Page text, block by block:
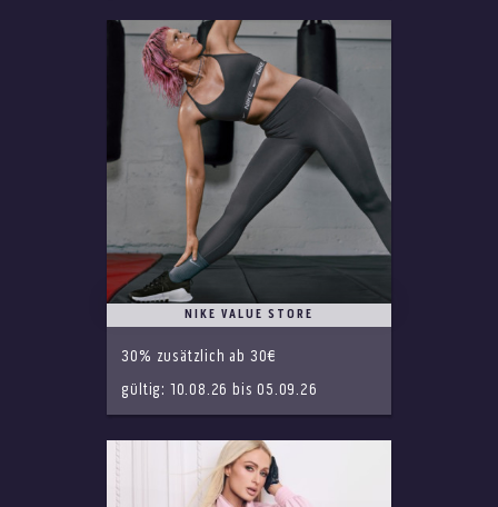
NIKE VALUE STORE
30% zusätzlich ab 30€
gültig: 10.08.26 bis 05.09.26